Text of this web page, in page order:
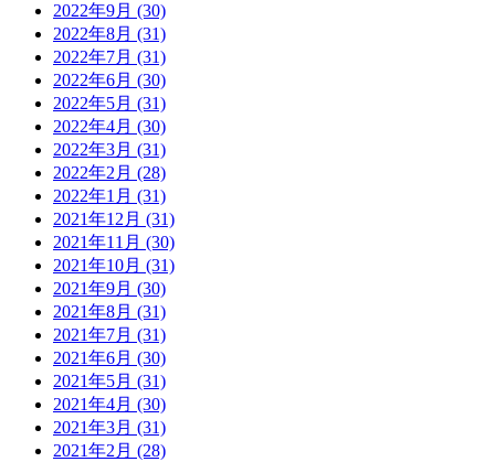
2022年9月 (30)
2022年8月 (31)
2022年7月 (31)
2022年6月 (30)
2022年5月 (31)
2022年4月 (30)
2022年3月 (31)
2022年2月 (28)
2022年1月 (31)
2021年12月 (31)
2021年11月 (30)
2021年10月 (31)
2021年9月 (30)
2021年8月 (31)
2021年7月 (31)
2021年6月 (30)
2021年5月 (31)
2021年4月 (30)
2021年3月 (31)
2021年2月 (28)